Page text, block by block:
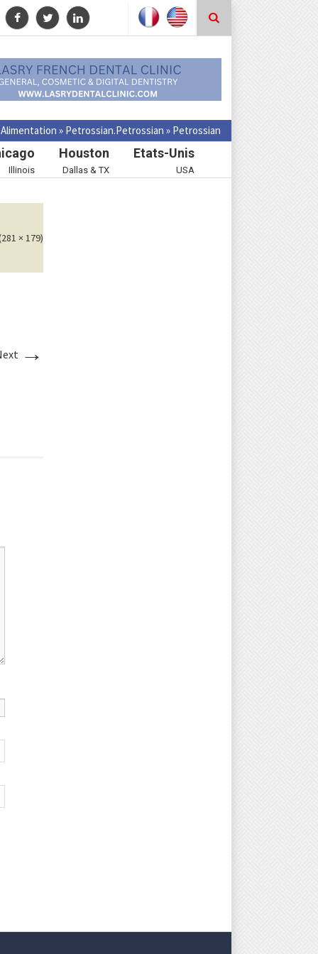
Alimentation » Petrossian.Petrossian » Petrossian
Illinois
Houston
Dallas & TX
Etats-Unis
USA
× 179)
→